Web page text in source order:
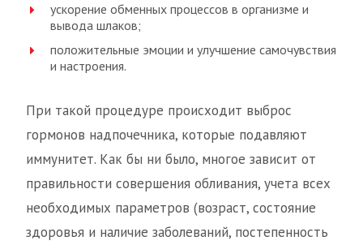
ускорение обменных процессов в организме и
вывода шлаков;
положительные эмоции и улучшение самочувствия
и настроения.
При такой процедуре происходит выброс
гормонов надпочечника, которые подавляют
иммунитет. Как бы ни было, многое зависит от
правильности совершения обливания, учета всех
необходимых параметров (возраст, состояние
здоровья и наличие заболеваний, постепенность